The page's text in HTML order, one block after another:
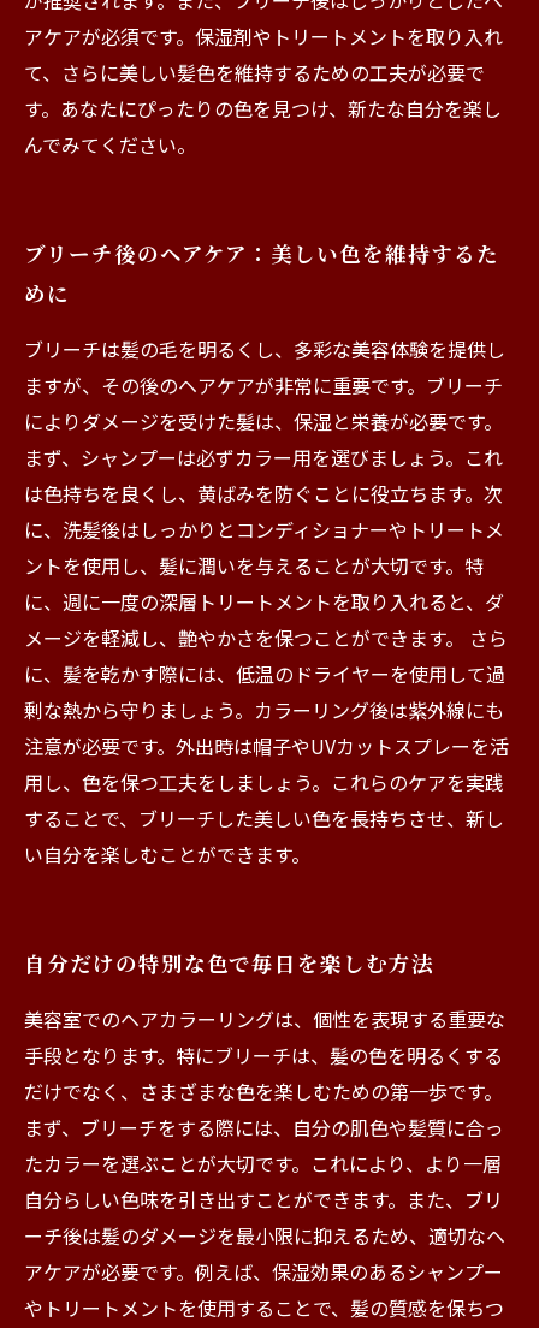
アケアが必須です。保湿剤やトリートメントを取り入れ
て、さらに美しい髪色を維持するための工夫が必要で
す。あなたにぴったりの色を見つけ、新たな自分を楽し
んでみてください。
ブリーチ後のヘアケア：美しい色を維持するた
めに
ブリーチは髪の毛を明るくし、多彩な美容体験を提供し
ますが、その後のヘアケアが非常に重要です。ブリーチ
によりダメージを受けた髪は、保湿と栄養が必要です。
まず、シャンプーは必ずカラー用を選びましょう。これ
は色持ちを良くし、黄ばみを防ぐことに役立ちます。次
に、洗髪後はしっかりとコンディショナーやトリートメ
ントを使用し、髪に潤いを与えることが大切です。特
に、週に一度の深層トリートメントを取り入れると、ダ
メージを軽減し、艶やかさを保つことができます。 さら
に、髪を乾かす際には、低温のドライヤーを使用して過
剰な熱から守りましょう。カラーリング後は紫外線にも
注意が必要です。外出時は帽子やUVカットスプレーを活
用し、色を保つ工夫をしましょう。これらのケアを実践
することで、ブリーチした美しい色を長持ちさせ、新し
い自分を楽しむことができます。
自分だけの特別な色で毎日を楽しむ方法
美容室でのヘアカラーリングは、個性を表現する重要な
手段となります。特にブリーチは、髪の色を明るくする
だけでなく、さまざまな色を楽しむための第一歩です。
まず、ブリーチをする際には、自分の肌色や髪質に合っ
たカラーを選ぶことが大切です。これにより、より一層
自分らしい色味を引き出すことができます。また、ブリ
ーチ後は髪のダメージを最小限に抑えるため、適切なヘ
アケアが必要です。例えば、保湿効果のあるシャンプー
やトリートメントを使用することで、髪の質感を保ちつ